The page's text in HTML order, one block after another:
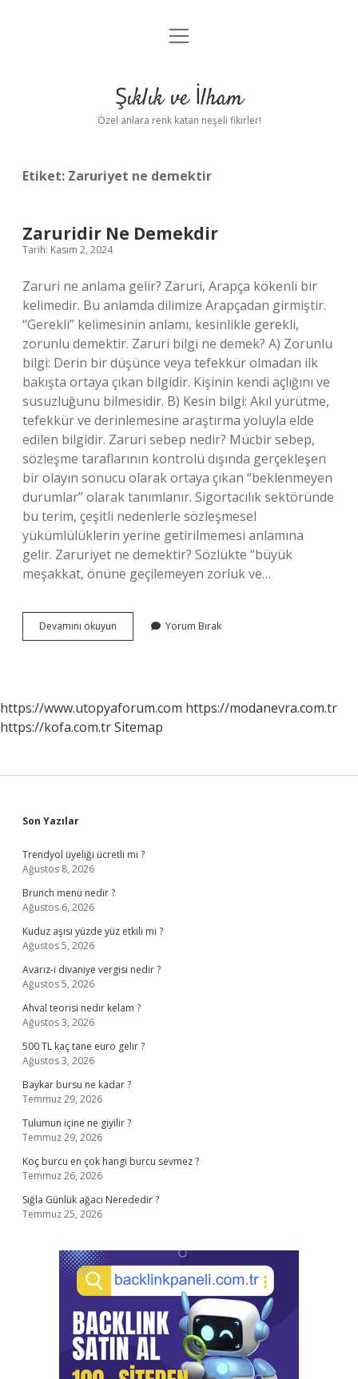
Anasayfa
Yasal Uyarı
menüyü
Şıklık ve İlham
Özel anlara renk katan neşeli fikirler!
Etiket: Zaruriyet ne demektir
Zaruridir Ne Demekdir
Tarih: Kasım 2, 2024
Zaruri ne anlama gelir? Zaruri, Arapça kökenli bir
kelimedir. Bu anlamda dilimize Arapçadan girmiştir.
“Gerekli” kelimesinin anlamı, kesinlikle gerekli,
zorunlu demektir. Zaruri bilgi ne demek? A) Zorunlu
bilgi: Derin bir düşünce veya tefekkür olmadan ilk
bakışta ortaya çıkan bilgidir. Kişinin kendi açlığını ve
susuzluğunu bilmesidir. B) Kesin bilgi: Akıl yürütme,
tefekkür ve derinlemesine araştırma yoluyla elde
edilen bilgidir. Zaruri sebep nedir? Mücbir sebep,
sözleşme taraflarının kontrolü dışında gerçekleşen
bir olayın sonucu olarak ortaya çıkan “beklenmeyen
durumlar” olarak tanımlanır. Sigortacılık sektöründe
bu terim, çeşitli nedenlerle sözleşmesel
yükümlülüklerin yerine getirilmemesi anlamına
gelir. Zaruriyet ne demektir? Sözlükte “büyük
meşakkat, önüne geçilemeyen zorluk ve…
Devamını okuyun Zaruridir
Ne
Yorum Bırak
https://www.utopyaforum.com https://modanevra.com.tr
https://kofa.com.trSitemap
Sidebar
Son Yazılar
Trendyol üyeliği ücretli mi ?
Ağustos 8, 2026
Brunch menü nedir ?
Ağustos 6, 2026
Kuduz aşısı yüzde yüz etkili mi ?
Ağustos 5, 2026
Avarız-i divaniye vergisi nedir ?
Ağustos 5, 2026
Ahval teorisi nedir kelam ?
Ağustos 3, 2026
500 TL kaç tane euro gelir ?
Ağustos 3, 2026
Baykar bursu ne kadar ?
Temmuz 29, 2026
Tulumun içine ne giyilir ?
Temmuz 29, 2026
Koç burcu en çok hangi burcu sevmez ?
Temmuz 26, 2026
Sığla Günlük ağacı Nerededir ?
Temmuz 25, 2026